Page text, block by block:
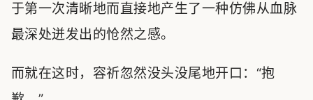
于第一次清晰地而直接地产生了一种仿佛从血脉
最深处迸发出的怆然之感。
而就在这时，容祈忽然没头没尾地开口：“抱